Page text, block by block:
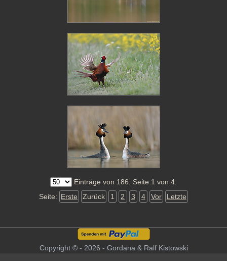
Einträge von 186. Seite 1 von 4.
Seite: Erste Zurück 1 2 3 4 Vor Letzte
Copyright © - 2026 - Gordana & Ralf Kistowski